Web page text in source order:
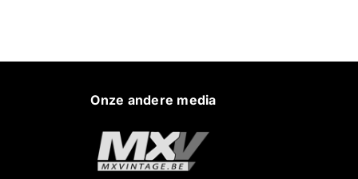
Onze andere media